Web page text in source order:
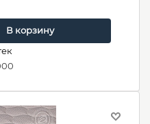
В корзину